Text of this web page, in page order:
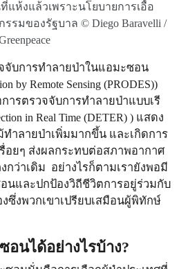
ห้งแล้วเพราะนโยบายการเอื้อ
รมของรัฐบาล © Diego Baravelli /
จับการทำลายป่าในแอมะซอน
by Remote Sensing (PRODES))
ารตรวจจับการทำลายป่าแบบเรี
in Real Time (DETER) ) แสดง
ำลายป่าเพิ่มมากขึ้น และเกิดการ
อยๆ ส่งผลกระทบต่อสภาพอากาศ
ว่าเดิม อย่างไรก็ตามเรายังพอมี
นและปกป้องวิถีชีวิตการอยู่ร่วมกับ
ซึ่งพวกเขาเปรียบเสมือนผู้พิทักษ์
อนได้อย่างไรบ้าง?